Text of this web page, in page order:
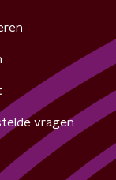
vragen